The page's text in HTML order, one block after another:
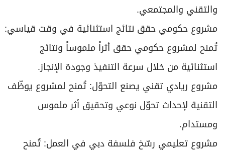
والتقني والمجتمعي.
مشروع حكومي حقق نتائج استثنائية في وقت قياسي:
تُمنح لمشروع حكومي حقق أثراً ملموساً ونتائج
استثنائية من خلال سرعة التنفيذ وجودة الإنجاز.
مشروع ريادي تقني يصنع التحوّل: تُمنح لمشروع يوظّف
التقنية لإحداث تحوّل نوعي وتحقيق أثر ملموس
ومستدام.
مشروع تعليمي رسّخ فلسفة دبي في العمل: تُمنح